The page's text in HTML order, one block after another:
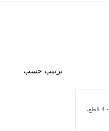
ترتيب حسب